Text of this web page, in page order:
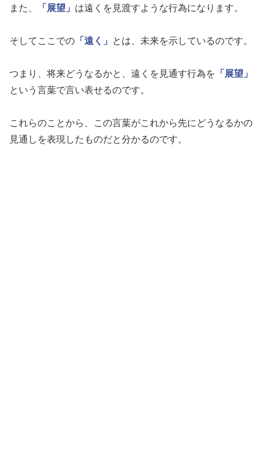
また、 「展望」 は遠くを見渡すような行為になります。
そしてここでの 「遠く」 とは、未来を示しているのです。
つまり、将来どうなるかと、遠くを見通す行為を 「展望」
という言葉で言い表せるのです。
これらのことから、この言葉がこれから先にどうなるかの
見通しを表現したものだと分かるのです。